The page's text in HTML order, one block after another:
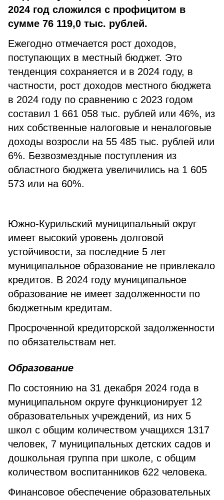
2024 год сложился с профицитом в
сумме 76 119,0 тыс. рублей.
Ежегодно отмечается рост доходов,
поступающих в местный бюджет. Это
тенденция сохраняется и в 2024 году, в
частности, рост доходов местного бюджета
в 2024 году по сравнению с 2023 годом
составил 1 661 058 тыс. рублей или 46%, из
них собственные налоговые и неналоговые
доходы возросли на 55 485 тыс. рублей или
6%. Безвозмездные поступления из
областного бюджета увеличились на 1 605
573 или на 60%.
Южно-Курильский муниципальный округ
имеет высокий уровень долговой
устойчивости, за последние 5 лет
муниципальное образование не привлекало
кредитов. В 2024 году муниципальное
образование не имеет задолженности по
бюджетным кредитам.
Просроченной кредиторской задолженности
по обязательствам нет.
Образование
По состоянию на 31 декабря 2024 года в
муниципальном округе функционирует 12
образовательных учреждений, из них 5
школ с общим количеством учащихся 1317
человек, 7 муниципальных детских садов и
дошкольная группа при школе, с общим
количеством воспитанников 622 человека.
Финансовое обеспечение образовательных